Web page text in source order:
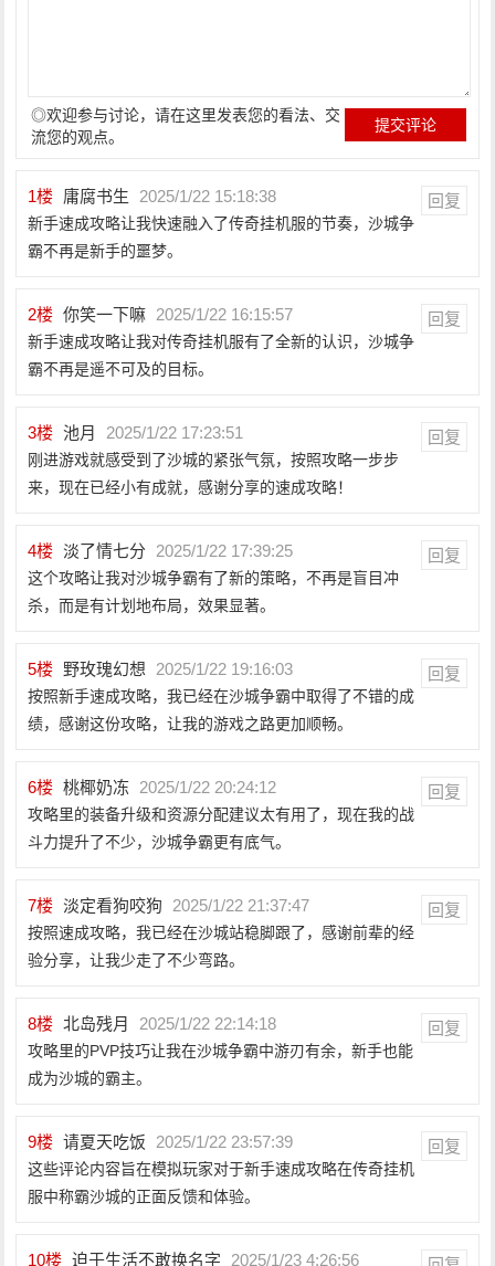
◎欢迎参与讨论，请在这里发表您的看法、交
流您的观点。
1楼 庸腐书生 2025/1/22 15:18:38 回复
新手速成攻略让我快速融入了传奇挂机服的节奏，沙城争
霸不再是新手的噩梦。
2楼 你笑一下嘛 2025/1/22 16:15:57 回复
新手速成攻略让我对传奇挂机服有了全新的认识，沙城争
霸不再是遥不可及的目标。
3楼 池月 2025/1/22 17:23:51 回复
刚进游戏就感受到了沙城的紧张气氛，按照攻略一步步
来，现在已经小有成就，感谢分享的速成攻略！
4楼 淡了情七分 2025/1/22 17:39:25 回复
这个攻略让我对沙城争霸有了新的策略，不再是盲目冲
杀，而是有计划地布局，效果显著。
5楼 野玫瑰幻想 2025/1/22 19:16:03 回复
按照新手速成攻略，我已经在沙城争霸中取得了不错的成
绩，感谢这份攻略，让我的游戏之路更加顺畅。
6楼 桃椰奶冻 2025/1/22 20:24:12 回复
攻略里的装备升级和资源分配建议太有用了，现在我的战
斗力提升了不少，沙城争霸更有底气。
7楼 淡定看狗咬狗 2025/1/22 21:37:47 回复
按照速成攻略，我已经在沙城站稳脚跟了，感谢前辈的经
验分享，让我少走了不少弯路。
8楼 北岛残月 2025/1/22 22:14:18 回复
攻略里的PVP技巧让我在沙城争霸中游刃有余，新手也能
成为沙城的霸主。
9楼 请夏天吃饭 2025/1/22 23:57:39 回复
这些评论内容旨在模拟玩家对于新手速成攻略在传奇挂机
服中称霸沙城的正面反馈和体验。
10楼 迫于生活不敢换名字 2025/1/23 4:26:56